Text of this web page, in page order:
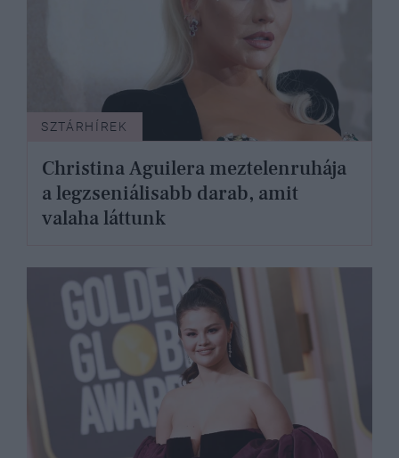
SZTÁRHÍREK
Christina Aguilera meztelenruhája
a legzseniálisabb darab, amit
valaha láttunk